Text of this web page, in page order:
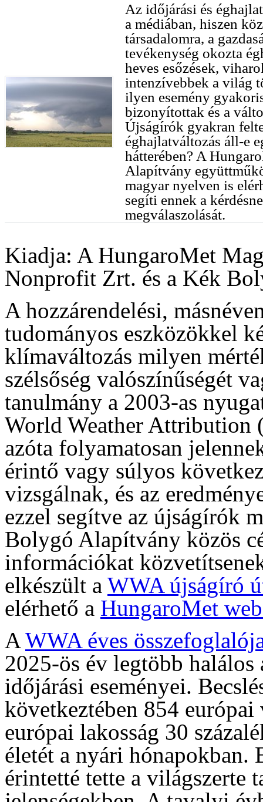
Az időjárási és
a médiában, hiszen
társadalomra, a
tevékenység okozta
heves esőzések,
intenzívebbek a világ
ilyen esemény
bizonyítottak és a
Újságírók gyakran
éghajlatváltozás áll-e
hátterében? A
Alapítvány
magyar nyelven is
segíti ennek a
megválaszolását.
Kiadja: A HungaroMet
Nonprofit Zrt. és a Kék
A hozzárendelési,
tudományos eszközökkel
klímaváltozás milyen
szélsőség valószínűségét
tanulmány a 2003-as
World Weather Attribution
azóta folyamatosan
érintő vagy súlyos
vizsgálnak, és az
ezzel segítve az újságírók
Bolygó Alapítvány közös
információkat
elkészült a WWA újságíró
elérhető a HungaroMet
A WWA éves
2025-ös év legtöbb halálos
időjárási eseményei.
következtében 854 európai
európai lakosság 30
életét a nyári hónapokban.
érintetté tette a világszerte